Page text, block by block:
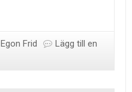
Egon Frid
Lägg till en